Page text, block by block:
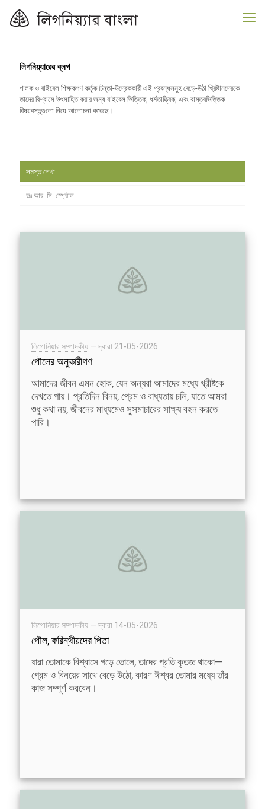
লিগনিয়্যারের ব্লগ
পালক ও বাইবেল শিক্ষকগণ কর্তৃক চিন্তা-উদ্রেককারী এই প্রবন্ধসমুহ বেড়ে-উঠা খ্রিষ্টানদেরকে
তাদের বিশ্বাসে উৎসাহিত করার জন্য বাইবেল ভিত্তিক, ধর্মতাত্ত্বিক, এবং বাস্তবভিত্তিক
বিষয়বস্তুগুলো নিয়ে আলোচনা করেছে।
সমস্ত লেখা
ডঃ আর. সি. স্প্রৌল
লিগোনিয়ার সম্পাদকীয় — দ্বারা 21-05-2026
পৌলের অনুকারীগণ
আমাদের জীবন এমন হোক, যেন অন্যরা আমাদের মধ্যে খ্রীষ্টকে
দেখতে পায়। প্রতিদিন বিনয়, প্রেম ও বাধ্যতায় চলি, যাতে আমরা
শুধু কথা নয়, জীবনের মাধ্যমেও সুসমাচারের সাক্ষ্য বহন করতে
পারি।
লিগোনিয়ার সম্পাদকীয় — দ্বারা 14-05-2026
পৌল, করিন্থীয়দের পিতা
যারা তোমাকে বিশ্বাসে গড়ে তোলে, তাদের প্রতি কৃতজ্ঞ থাকো—
প্রেম ও বিনয়ের সাথে বেড়ে উঠো, কারণ ঈশ্বর তোমার মধ্যে তাঁর
কাজ সম্পূর্ণ করবেন।